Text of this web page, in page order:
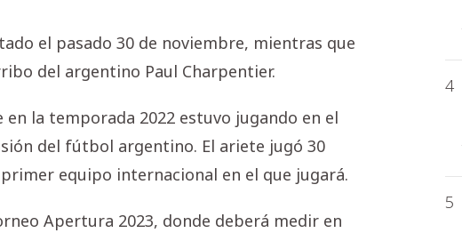
el pasado 30 de noviembre, mientras que
del argentino Paul Charpentier.
la temporada 2022 estuvo jugando en el
del fútbol argentino. El ariete jugó 30
equipo internacional en el que jugará.
Apertura 2023, donde deberá medir en